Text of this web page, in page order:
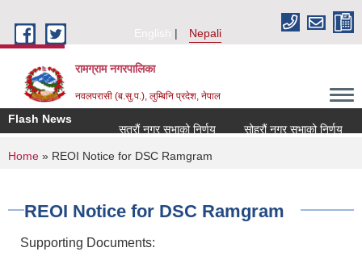
English
Nepali
रामग्राम नगरपालिका
नवलपरासी (ब.सु.प.), लुम्बिनि प्रदेश, नेपाल
Flash News
सत्रौं नगर सभाको निर्णय
सोह्रौं नगर सभाको निर्णय
You are here
Home » REOI Notice for DSC Ramgram
REOI Notice for DSC Ramgram
Supporting Documents: